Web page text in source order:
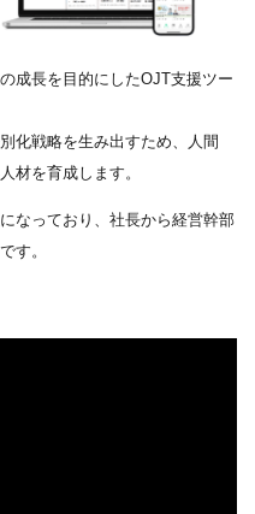
成長を目的にしたOJT支援ツー
化戦略を生み出すため、人間
材を育成します。
なっており、社長から経営幹部
す。